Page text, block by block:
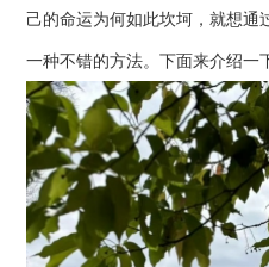
己的命运为何如此坎坷，就想通
一种不错的方法。下面来介绍一